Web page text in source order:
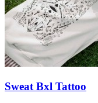
Sweat Bxl Tattoo